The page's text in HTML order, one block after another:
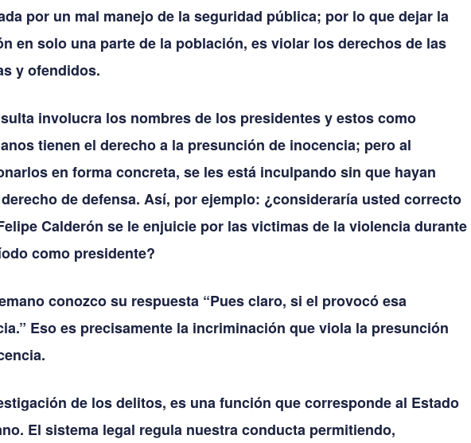
por un mal manejo de la seguridad pública; por lo que dejar la
en solo una parte de la población, es violar los derechos de las
y ofendidos.
involucra los nombres de los presidentes y estos como
tienen el derecho a la presunción de inocencia; pero al
en forma concreta, se les está inculpando sin que hayan
de defensa. Así, por ejemplo: ¿consideraría usted correcto
Calderón se le enjuicie por las victimas de la violencia durante
como presidente?
conozco su respuesta “Pues claro, si el provocó esa
Eso es precisamente la incriminación que viola la presunción
de los delitos, es una función que corresponde al Estado
El sistema legal regula nuestra conducta permitiendo,